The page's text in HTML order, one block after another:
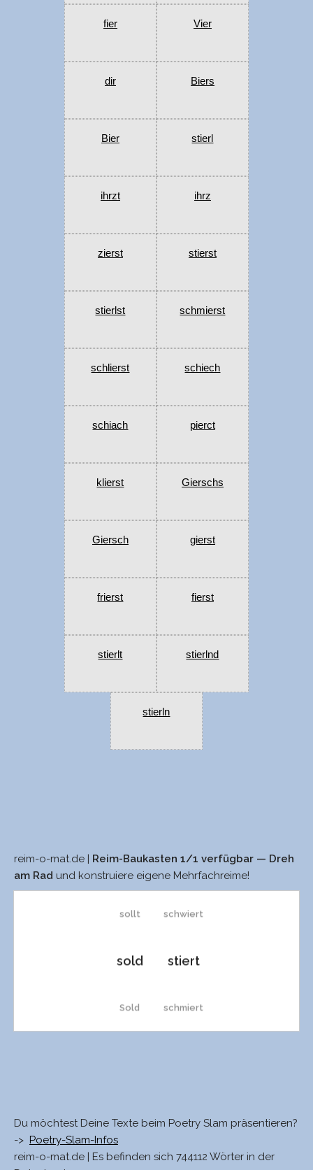
fier Vier
dir Biers
Bier stierl
ihrzt ihrz
zierst stierst
stierlst schmierst
schlierst schiech
schiach pierct
klierst Gierschs
Giersch gierst
frierst fierst
stierlt stierlnd
stierln
reim-o-mat.de |
Reim-Baukasten 1/1 verfügbar — Dreh
am Rad und konstruiere eigene Mehrfachreime!
sollt
sold
Sold
Solms’
schwiert
stiert
schmiert
Du möchtest Deine Texte beim Poetry Slam präsentieren?
-> Poetry-Slam-Infos
reim-o-mat.de | Es befinden sich 744112 Wörter in der